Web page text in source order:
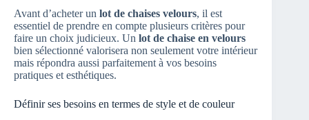
Avant d’acheter un lot de chaises velours, il est
essentiel de prendre en compte plusieurs critères pour
faire un choix judicieux. Un lot de chaise en velours
bien sélectionné valorisera non seulement votre intérieur
mais répondra aussi parfaitement à vos besoins
pratiques et esthétiques.
Définir ses besoins en termes de style et de couleur